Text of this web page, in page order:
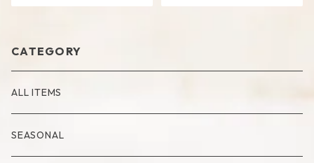
CATEGORY
ALL ITEMS
SEASONAL